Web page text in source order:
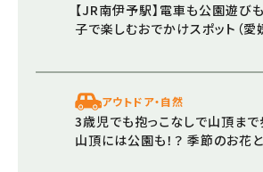
【JR南伊予駅】電車も公園遊び
子で楽しむおでかけスポット（愛
アウトドア・自然
3歳児でも抱っこなしで山頂まで
山頂には公園も！？ 季節のお花
大興奮の「垣生山」ハイキング♪